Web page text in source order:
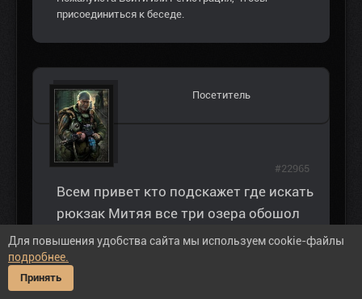
присоединиться к беседе.
Посетитель
Всем привет кто подскажет где искать
рюкзак Митяя все три озера обошол
но не нашол?
#22965
Для повышения удобства сайта мы используем cookie-файлы
подробнее.
Принять